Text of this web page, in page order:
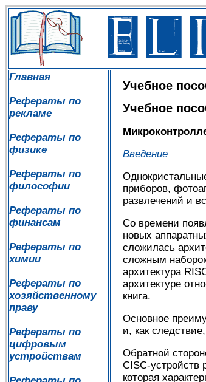
Главная
Рефераты по
рекламе
Рефераты по
физике
Рефераты по
философии
Рефераты по
финансам
Рефераты по
химии
Рефераты по
хозяйственному
праву
Рефераты по
цифровым
устройствам
Учебное
Учебное
Введение
приборов,
развлечений и
Со времени
новых
сложилась
сложным
архитектура
архитектуре
книга.
Основное
и, как
Обратной
CISC-устройств
которая